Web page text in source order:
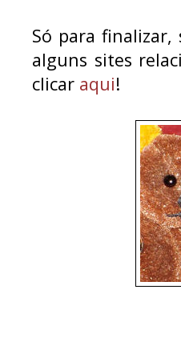
Só para
alguns sites
clicar aqui!